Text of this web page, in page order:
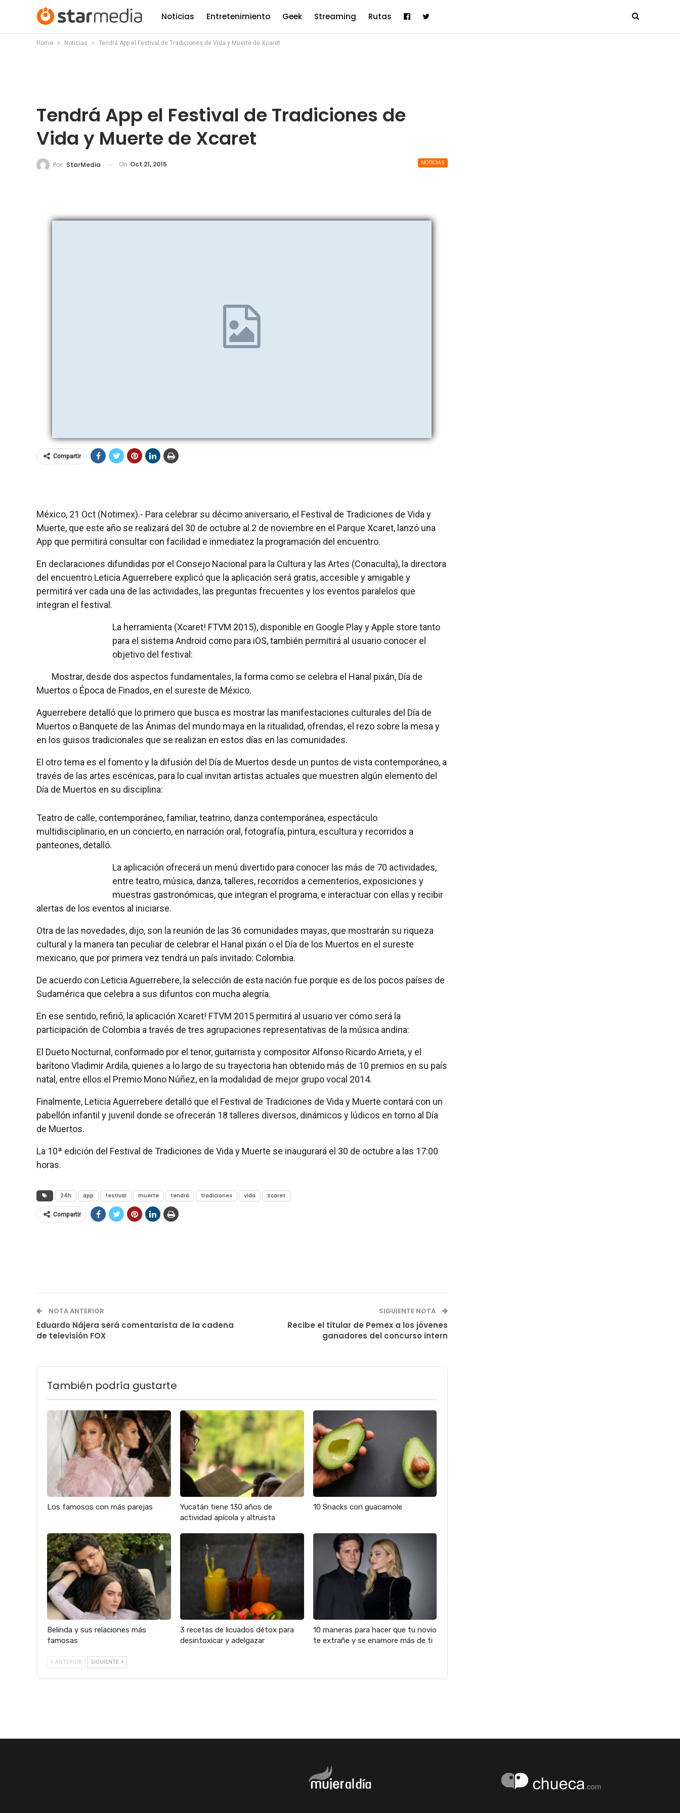
Noticias Entretenimiento Geek Streaming Rutas
Home Noticias Tendrá App el Festival de Tradiciones de Vida y Muerte de Xcaret
Tendrá App el Festival de Tradiciones de
Vida y Muerte de Xcaret
NOTICIAS
Por: StarMedia On Oct 21, 2015
Compartir
México, 21 Oct (Notimex).- Para celebrar su décimo aniversario, el Festival de Tradiciones de Vida y
Muerte, que este año se realizará del 30 de octubre al 2 de noviembre en el Parque Xcaret, lanzó una
App que permitirá consultar con facilidad e inmediatez la programación del encuentro.
En declaraciones difundidas por el Consejo Nacional para la Cultura y las Artes (Conaculta), la directora
del encuentro Leticia Aguerrebere explicó que la aplicación será gratis, accesible y amigable y
permitirá ver cada una de las actividades, las preguntas frecuentes y los eventos paralelos que
integran el festival.
La herramienta (Xcaret! FTVM 2015), disponible en Google Play y Apple store tanto
para el sistema Android como para iOS, también permitirá al usuario conocer el
objetivo del festival:
Mostrar, desde dos aspectos fundamentales, la forma como se celebra el Hanal pixán, Día de
Muertos o Época de Finados, en el sureste de México.
Aguerrebere detalló que lo primero que busca es mostrar las manifestaciones culturales del Día de
Muertos o Banquete de las Ánimas del mundo maya en la ritualidad, ofrendas, el rezo sobre la mesa y
en los guisos tradicionales que se realizan en estos días en las comunidades.
El otro tema es el fomento y la difusión del Día de Muertos desde un puntos de vista contemporáneo, a
través de las artes escénicas, para lo cual invitan artistas actuales que muestren algún elemento del
Día de Muertos en su disciplina:
Teatro de calle, contemporáneo, familiar, teatrino, danza contemporánea, espectáculo
multidisciplinario, en un concierto, en narración oral, fotografía, pintura, escultura y recorridos a
panteones, detalló.
La aplicación ofrecerá un menú divertido para conocer las más de 70 actividades,
entre teatro, música, danza, talleres, recorridos a cementerios, exposiciones y
muestras gastronómicas, que integran el programa, e interactuar con ellas y recibir
alertas de los eventos al iniciarse.
Otra de las novedades, dijo, son la reunión de las 36 comunidades mayas, que mostrarán su riqueza
cultural y la manera tan peculiar de celebrar el Hanal pixán o el Día de los Muertos en el sureste
mexicano, que por primera vez tendrá un país invitado: Colombia.
De acuerdo con Leticia Aguerrebere, la selección de esta nación fue porque es de los pocos países de
Sudamérica que celebra a sus difuntos con mucha alegría.
En ese sentido, refirió, la aplicación Xcaret! FTVM 2015 permitirá al usuario ver cómo será la
participación de Colombia a través de tres agrupaciones representativas de la música andina:
El Dueto Nocturnal, conformado por el tenor, guitarrista y compositor Alfonso Ricardo Arrieta, y el
barítono Vladimir Ardila, quienes a lo largo de su trayectoria han obtenido más de 10 premios en su país
natal, entre ellos el Premio Mono Núñez, en la modalidad de mejor grupo vocal 2014.
Finalmente, Leticia Aguerrebere detalló que el Festival de Tradiciones de Vida y Muerte contará con un
pabellón infantil y juvenil donde se ofrecerán 18 talleres diversos, dinámicos y lúdicos en torno al Día
de Muertos.
La 10ª edición del Festival de Tradiciones de Vida y Muerte se inaugurará el 30 de octubre a las 17:00
horas.
24h app festival muerte tendrá tradiciones vida Xcaret
Compartir
NOTA ANTERIOR
Eduardo Nájera será comentarista de la cadena
de televisión FOX
SIGUIENTE NOTA
Recibe el titular de Pemex a los jóvenes
ganadores del concurso intern
También podría gustarte
Los famosos con más parejas
Yucatán tiene 130 años de
actividad apícola y altruista
10 Snacks con guacamole
Belinda y sus relaciones más
famosas
3 recetas de licuados détox para
desintoxicar y adelgazar
10 maneras para hacer que tu novio
te extrañe y se enamore más de ti
ANTERIOR SIGUIENTE